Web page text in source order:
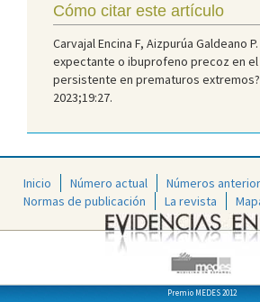
Cómo citar este artículo
Carvajal Encina F, Aizpurúa Galdeano
expectante o ibuprofeno precoz en
persistente en prematuros extremos?
2023;19:27.
Inicio Número actual
Números
Normas de publicación
La revista
Premio MEDES 2012